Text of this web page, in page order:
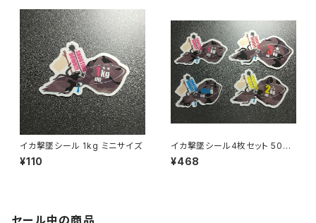
イカ撃墜シール 1kg ミニサイズ
¥110
イカ撃墜シール4枚セット 500g
～3kg ミニサイズ
¥468
セール中の商品